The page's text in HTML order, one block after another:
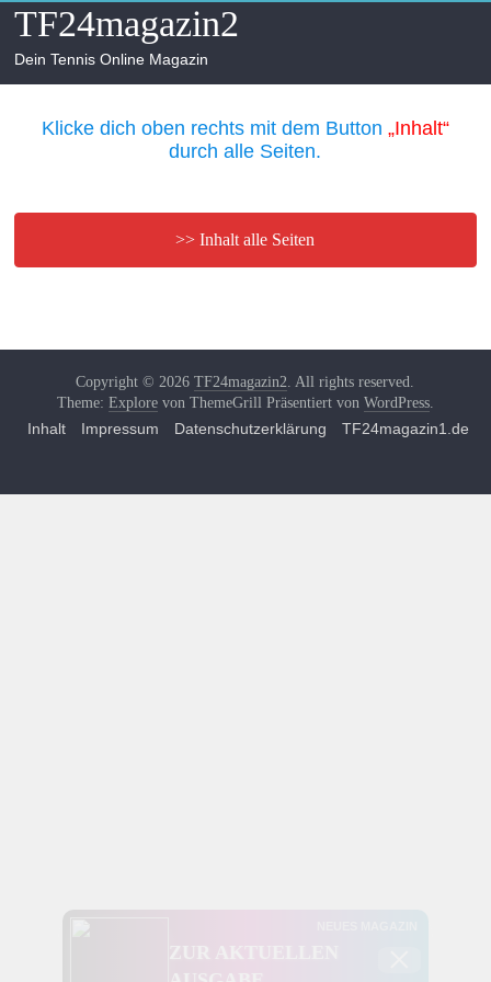
Skip
content
TF24magazin2
Dein Tennis Online Magazin
Klicke dich oben rechts mit dem Button „Inhalt“
durch alle Seiten.
>> Inhalt alle Seiten
Copyright © 2026TF24magazin2. All rights reserved.
Theme: Explorevon ThemeGrill Präsentiert von WordPress.
Inhalt Impressum Datenschutzerklärung TF24magazin1.de